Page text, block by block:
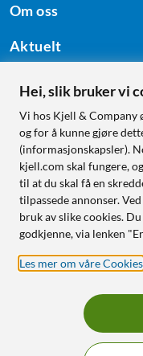
Om oss
Aktuelt
Følg oss
Handle fra:
Sverige
Norge
Hei, slik bruker vi
Vi hos Kjell & Company
og for å kunne gjøre
(informasjonskapsler).
kjell.com skal fungere,
til at du skal få en
tilpassede annonser.
bruk av slike cookies.
godkjenne, via lenken
Les mer om våre Cookies